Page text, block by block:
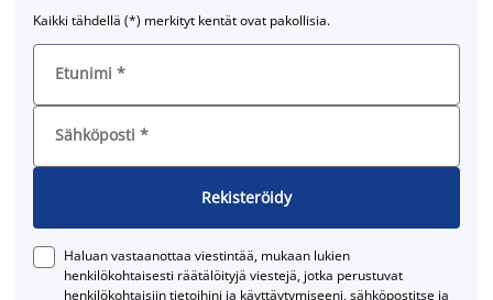
Kaikki tähdellä (*) merkityt kentät ovat pakollisia.
Etunimi *
Sähköposti *
Rekisteröidy
Haluan vastaanottaa viestintää, mukaan lukien
henkilökohtaisesti räätälöityjä viestejä, jotka perustuvat
henkilökohtaisiin tietoihini ja käyttäytymiseeni, sähköpostitse ja